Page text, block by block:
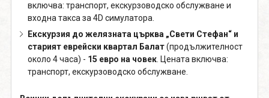
включва: транспорт, екскурзоводско обслужване и
входна такса за 4D симулатора.
Екскурзия до желязната църква „Свети Стефан“ и
старият еврейски квартал Балат(продължителност
около 4 часа) - 15 евро на човек. Цената включва:
транспорт, екскурзоводско обслужване.